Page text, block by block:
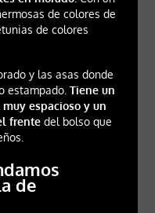
de colores de
de colores
y las asas donde
estampado. Tiene un
espacioso y un
frentedel bolso que
de